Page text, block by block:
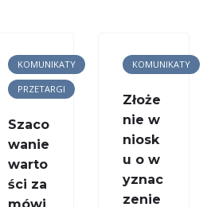
KOMUNIKATY
PRZETARGI
Szaco
wanie
warto
ści za
KOMUNIKATY
Złoże
nie w
niosk
u o w
yznac
zenie